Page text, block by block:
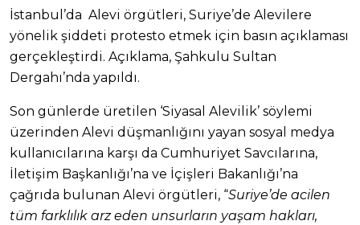
İstanbul’da Alevi örgütleri, Suriye’de Alevilere
yönelik şiddeti protesto etmek için basın açıklaması
gerçekleştirdi. Açıklama, Şahkulu Sultan
Dergahı’nda yapıldı.
Son günlerde üretilen ‘Siyasal Alevilik’ söylemi
üzerinden Alevi düşmanlığını yayan sosyal medya
kullanıcılarına karşı da Cumhuriyet Savcılarına,
İletişim Başkanlığı’na ve İçişleri Bakanlığı’na
çağrıda bulunan Alevi örgütleri, “Suriye’de acilen
tüm farklılık arz eden unsurların yaşam hakları,